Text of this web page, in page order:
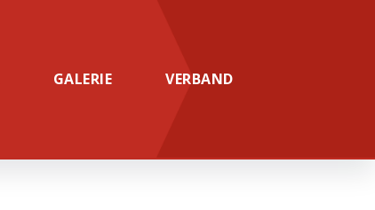
GALERIE VERBAND